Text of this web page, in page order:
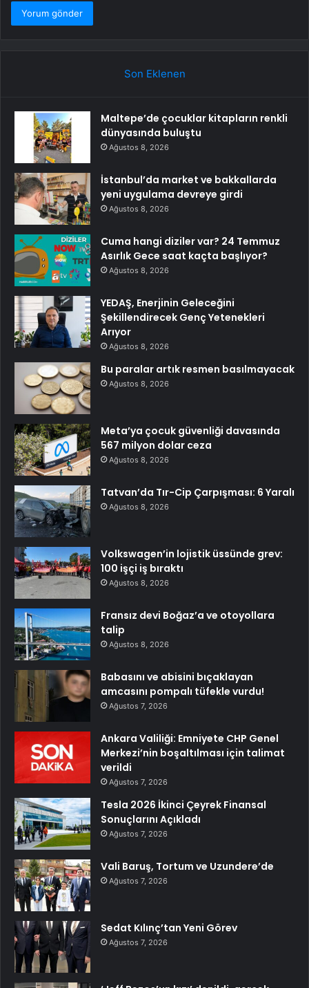
Son Eklenen
Maltepe’de çocuklar kitapların renkli
dünyasında buluştu
Ağustos 8, 2026
İstanbul’da market ve bakkallarda
yeni uygulama devreye girdi
Ağustos 8, 2026
Cuma hangi diziler var? 24 Temmuz
Asırlık Gece saat kaçta başlıyor?
Ağustos 8, 2026
YEDAŞ, Enerjinin Geleceğini
Şekillendirecek Genç Yetenekleri
Arıyor
Ağustos 8, 2026
Bu paralar artık resmen basılmayacak
Ağustos 8, 2026
Meta’ya çocuk güvenliği davasında
567 milyon dolar ceza
Ağustos 8, 2026
Tatvan’da Tır-Cip Çarpışması: 6 Yaralı
Ağustos 8, 2026
Volkswagen’in lojistik üssünde grev:
100 işçi iş bıraktı
Ağustos 8, 2026
Fransız devi Boğaz’a ve otoyollara
talip
Ağustos 8, 2026
Babasını ve abisini bıçaklayan
amcasını pompalı tüfekle vurdu!
Ağustos 7, 2026
Ankara Valiliği: Emniyete CHP Genel
Merkezi’nin boşaltılması için talimat
verildi
Ağustos 7, 2026
Tesla 2026 İkinci Çeyrek Finansal
Sonuçlarını Açıkladı
Ağustos 7, 2026
Vali Baruş, Tortum ve Uzundere’de
Ağustos 7, 2026
Sedat Kılınç’tan Yeni Görev
Ağustos 7, 2026